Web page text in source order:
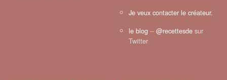
Je veux contacter le créateur.
le blog -- @recettesde sur
Twitter